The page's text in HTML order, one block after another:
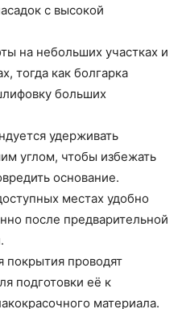
с высокой
на небольших участках и
тогда как болгарка
больших
удерживать
углом, чтобы избежать
основание.
местах удобно
после предварительной
покрытия проводят
подготовки её к
материала.